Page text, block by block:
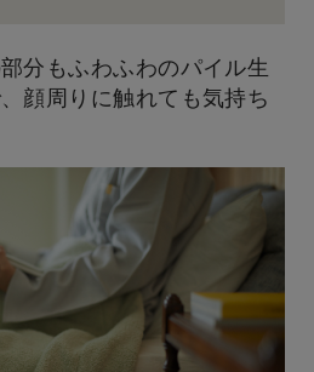
分もふわふわのパイル生
顔周りに触れても気持ち